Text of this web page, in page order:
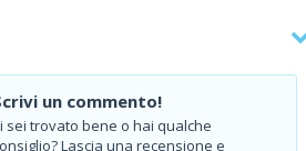
un commento!
sei trovato bene o hai qualche
Lascia una recensione e